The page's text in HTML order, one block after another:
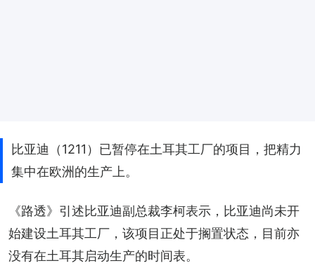
比亚迪（1211）已暂停在土耳其工厂的项目，把精力
集中在欧洲的生产上。
《路透》引述比亚迪副总裁李柯表示，比亚迪尚未开
始建设土耳其工厂，该项目正处于搁置状态，目前亦
没有在土耳其启动生产的时间表。